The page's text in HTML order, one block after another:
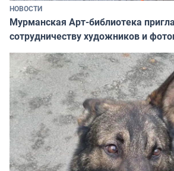
НОВОСТИ
Мурманская Арт-библиотека
сотрудничеству художников и